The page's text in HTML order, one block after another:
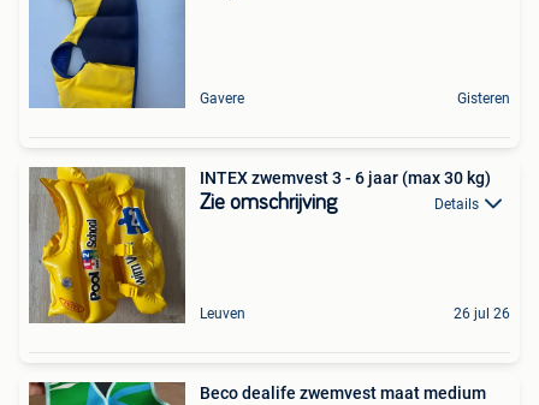
Gavere Gisteren
INTEX zwemvest 3 - 6 jaar (max 30 kg)
Zie omschrijving Details
Leuven 26 jul 26
Beco dealife zwemvest maat medium